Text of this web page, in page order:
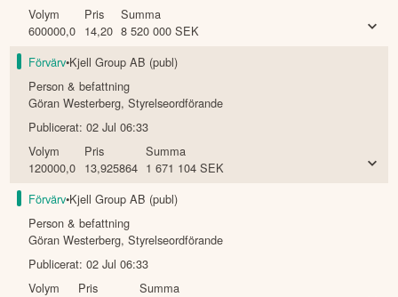
Volym
600000,0
Pris
14,20
Summa
8 520 000 SEK
Förvärv•Kjell Group AB (publ)
Person & befattning
Göran Westerberg,Styrelseordförande
Publicerat:02 Jul 06:33
Volym
120000,0
Pris
13,925864
Summa
1 671 104 SEK
Förvärv•Kjell Group AB (publ)
Person & befattning
Göran Westerberg,Styrelseordförande
Publicerat:02 Jul 06:33
Volym
Pris
Summa